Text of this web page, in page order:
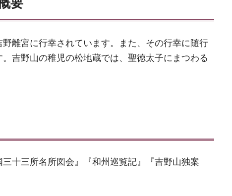
要
離宮に行幸されています。また、その行幸に随行
吉野山の稚児の松地蔵では、聖徳太子にまつわる
十三所名所図会』『和州巡覧記』『吉野山独案